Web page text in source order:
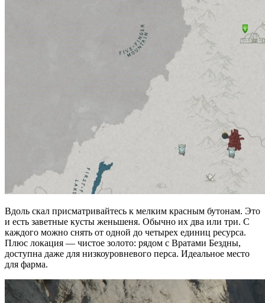
Вдоль скал присматривайтесь к мелким красным бутонам. Это
и есть заветные кусты женьшеня. Обычно их два или три. С
каждого можно снять от одной до четырех единиц ресурса.
Плюс локация — чистое золото: рядом с Вратами Бездны,
доступна даже для низкоуровневого перса. Идеальное место
для фарма.